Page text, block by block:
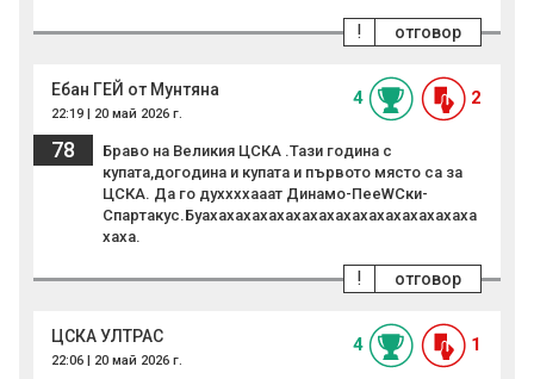
отговор
!
Ебан ГЕЙ от Мунтяна
22:19 | 20 май 2026 г.
4 2
78
Браво на Великия ЦСКА .Тази година с
купата,догодина и купата и първото място са за
ЦСКА. Да го духхххааат Динамо-ПееWCки-
Спартакус.Буахахахахахахахахахахахахахахахаха
хаха.
отговор
!
ЦСКА УЛТРАС
22:06 | 20 май 2026 г.
4 1